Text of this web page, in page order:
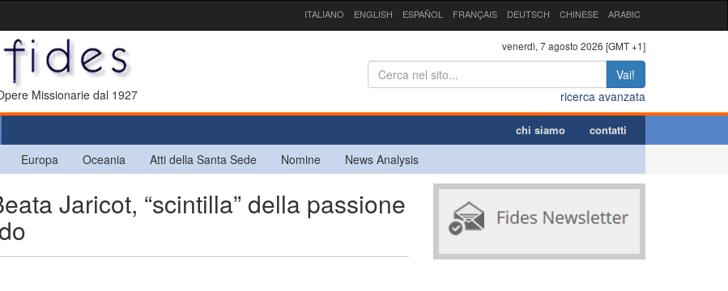
ITALIANO ENGLISH ESPAÑOL FRANÇAIS DEUTSCH CHINESE ARABIC
Missionarie dal 1927
venerdì, 7 agosto 2026 [GMT +1]
Vai!
ricerca avanzata
chi siamo contatti
Europa Oceania Atti della Santa Sede Nomine News Analysis
Jaricot, “scintilla” della passione